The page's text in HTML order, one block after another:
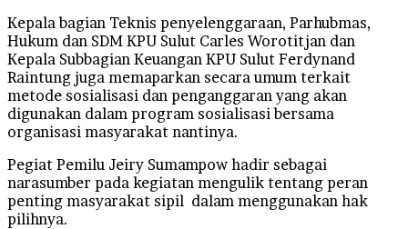
Kepala bagian Teknis penyelenggaraan, Parhubmas,
Hukum dan SDM KPU Sulut Carles Worotitjan dan
Kepala Subbagian Keuangan KPU Sulut Ferdynand
Raintung juga memaparkan secara umum terkait
metode sosialisasi dan penganggaran yang akan
digunakan dalam program sosialisasi bersama
organisasi masyarakat nantinya.
Pegiat Pemilu Jeiry Sumampow hadir sebagai
narasumber pada kegiatan mengulik tentang peran
penting masyarakat sipil dalam menggunakan hak
pilihnya.